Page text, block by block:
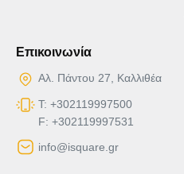
Επικοινωνία
Αλ. Πάντου 27, Καλλιθέα
T: +302119997500
F: +302119997531
info@isquare.gr